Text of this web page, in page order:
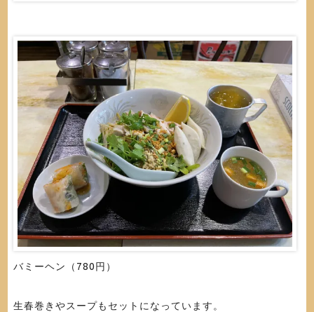
バミーヘン（780円）
生春巻きやスープもセットになっています。